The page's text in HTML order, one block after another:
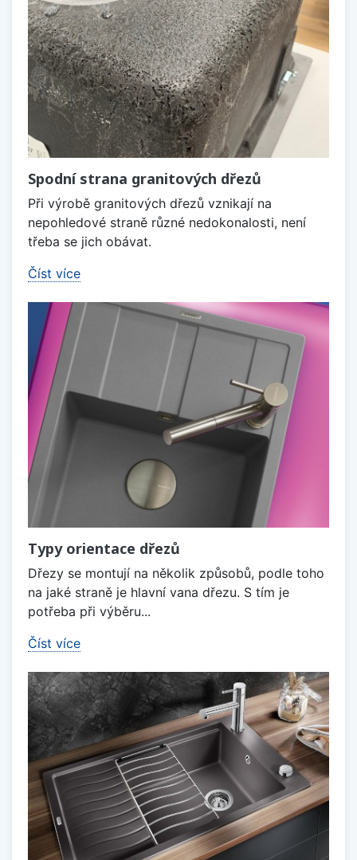
Spodní strana granitových dřezů
Při výrobě granitových dřezů vznikají na
nepohledové straně různé nedokonalosti, není
třeba se jich obávat.
Číst více
Typy orientace dřezů
Dřezy se montují na několik způsobů, podle toho
na jaké straně je hlavní vana dřezu. S tím je
potřeba při výběru...
Číst více